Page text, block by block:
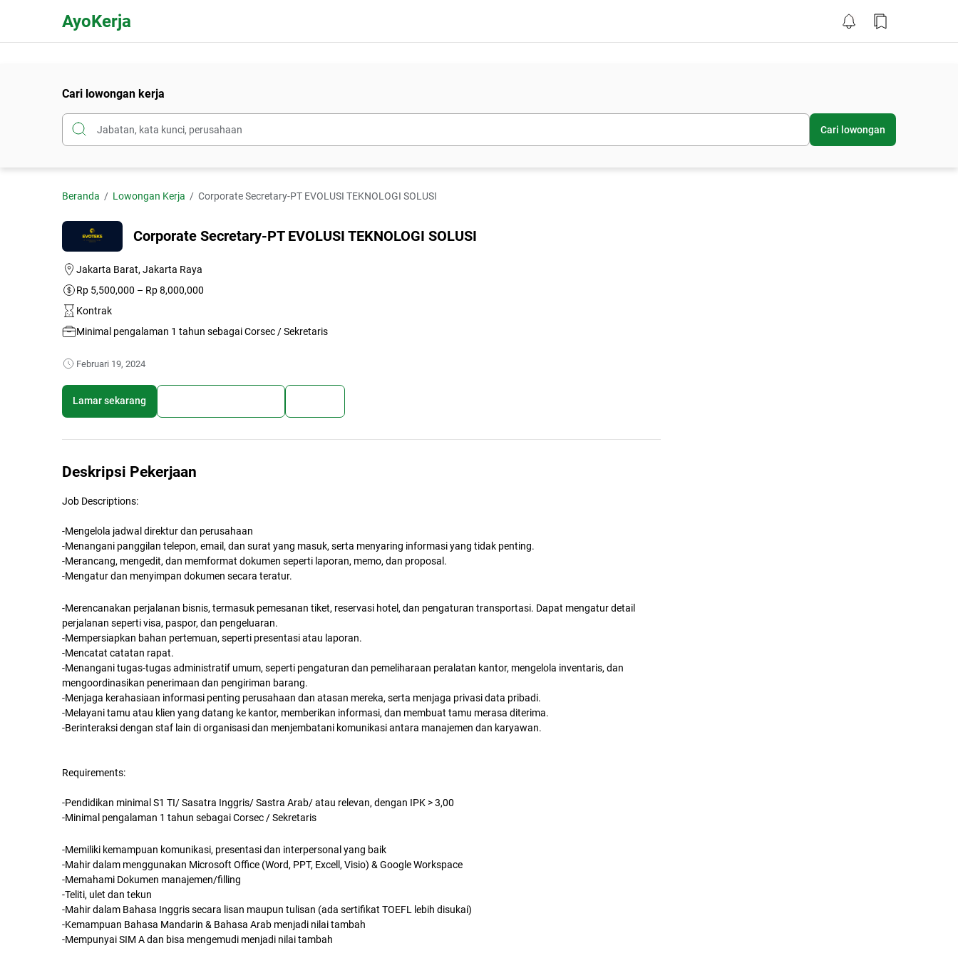
AyoKerja
Cari lowongan kerja
Cari lowongan
Beranda Lowongan Kerja Corporate Secretary-PT EVOLUSI TEKNOLOGI SOLUSI
Corporate Secretary-PT EVOLUSI TEKNOLOGI SOLUSI
Jakarta Barat, Jakarta Raya
Rp 5,500,000 – Rp 8,000,000
Kontrak
Minimal pengalaman 1 tahun sebagai Corsec / Sekretaris
Februari 19, 2024
Lamar sekarang
Deskripsi Pekerjaan
Job Descriptions:
-Mengelola jadwal direktur dan perusahaan
-Menangani panggilan telepon, email, dan surat yang masuk, serta menyaring informasi yang tidak penting.
-Merancang, mengedit, dan memformat dokumen seperti laporan, memo, dan proposal.
-Mengatur dan menyimpan dokumen secara teratur.
-Merencanakan perjalanan bisnis, termasuk pemesanan tiket, reservasi hotel, dan pengaturan transportasi. Dapat mengatur detail
perjalanan seperti visa, paspor, dan pengeluaran.
-Mempersiapkan bahan pertemuan, seperti presentasi atau laporan.
-Mencatat catatan rapat.
-Menangani tugas-tugas administratif umum, seperti pengaturan dan pemeliharaan peralatan kantor, mengelola inventaris, dan
mengoordinasikan penerimaan dan pengiriman barang.
-Menjaga kerahasiaan informasi penting perusahaan dan atasan mereka, serta menjaga privasi data pribadi.
-Melayani tamu atau klien yang datang ke kantor, memberikan informasi, dan membuat tamu merasa diterima.
-Berinteraksi dengan staf lain di organisasi dan menjembatani komunikasi antara manajemen dan karyawan.
Requirements:
-Pendidikan minimal S1 TI/ Sasatra Inggris/ Sastra Arab/ atau relevan, dengan IPK > 3,00
-Minimal pengalaman 1 tahun sebagai Corsec / Sekretaris
-Memiliki kemampuan komunikasi, presentasi dan interpersonal yang baik
-Mahir dalam menggunakan Microsoft Office (Word, PPT, Excell, Visio) & Google Workspace
-Memahami Dokumen manajemen/filling
-Teliti, ulet dan tekun
-Mahir dalam Bahasa Inggris secara lisan maupun tulisan (ada sertifikat TOEFL lebih disukai)
-Kemampuan Bahasa Mandarin & Bahasa Arab menjadi nilai tambah
-Mempunyai SIM A dan bisa mengemudi menjadi nilai tambah